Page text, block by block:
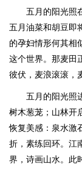
五月的阳光照
五月油菜和胡豆即
的孕妇情形何其相
这个世界。那麦田
彼伏，麦浪滚滚，
五月的阳光照
树木葱茏；山林开
恢复美感：泉水激
折，素练回环。江
界，诗画山水。此